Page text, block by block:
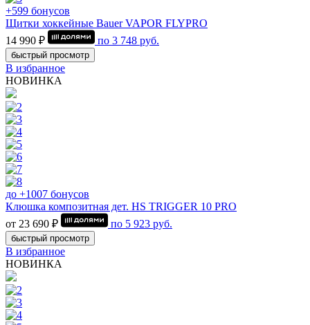
+599 бонусов
Щитки хоккейные Bauer VAPOR FLYPRO
14 990 ₽
по 3 748 руб.
быстрый просмотр
В избранное
НОВИНКА
до +1007 бонусов
Клюшка композитная дет. HS TRIGGER 10 PRO
от 23 690 ₽
по 5 923 руб.
быстрый просмотр
В избранное
НОВИНКА